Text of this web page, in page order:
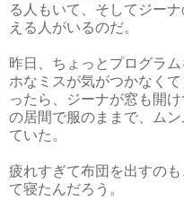
る人もいて、そしてジー
える人がいるのだ。
昨日、ちょっとプログラ
ホなミスが気がつかなく
ったら、ジーナが窓も開
の居間で服のままで、ム
ていた。
疲れすぎて布団を出すの
て寝たんだろう。